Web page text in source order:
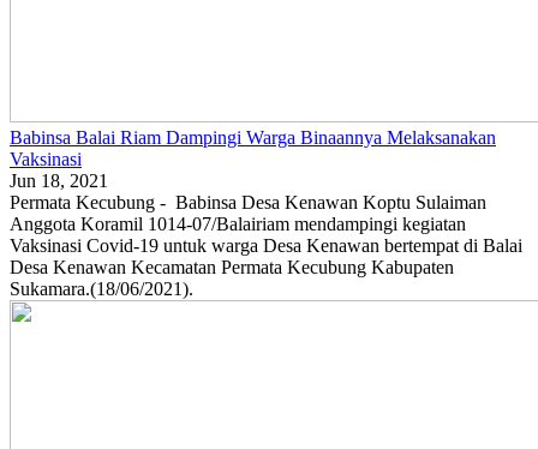
Babinsa Balai Riam Dampingi Warga Binaannya Melaksanakan
Vaksinasi
Jun 18, 2021
Permata Kecubung - Babinsa Desa Kenawan Koptu Sulaiman
Anggota Koramil 1014-07/Balairiam mendampingi kegiatan
Vaksinasi Covid-19 untuk warga Desa Kenawan bertempat di Balai
Desa Kenawan Kecamatan Permata Kecubung Kabupaten
Sukamara.(18/06/2021).